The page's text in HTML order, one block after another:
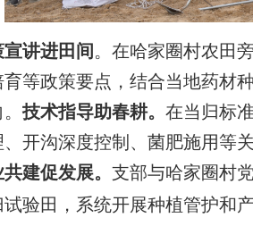
讲进田间 。 在哈家圈村农 田
等政策要点，结合当地药材
技术指导助春耕。 在当归标
开沟深度控制、菌肥施用等
共建促发展。 支部与哈家圈村
试验田，系统开展种植管护和